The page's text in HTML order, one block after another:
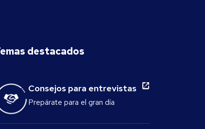
destacados
Consejos para entrevistas
Prepárate para el gran día